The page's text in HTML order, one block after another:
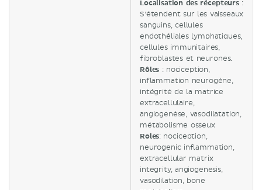
Localisation des récepteurs :
S'étendent sur les vaisseaux
sanguins, cellules
endothéliales lymphatiques,
cellules immunitaires,
fibroblastes et neurones.
Rôles : nociception,
inflammation neurogène,
intégrité de la matrice
extracellulaire,
angiogenèse, vasodilatation,
métabolisme osseux
Roles: nociception,
neurogenic inflammation,
extracellular matrix
integrity, angiogenesis,
vasodilation, bone